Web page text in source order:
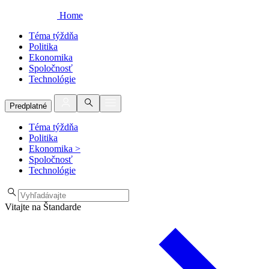
Home
Téma týždňa
Politika
Ekonomika
Spoločnosť
Technológie
Predplatné
Téma týždňa
Politika
Ekonomika >
Spoločnosť
Technológie
Vitajte na Štandarde